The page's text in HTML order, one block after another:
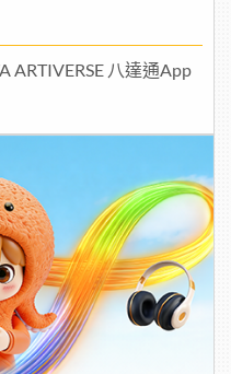
ARTIVERSE 八達通App